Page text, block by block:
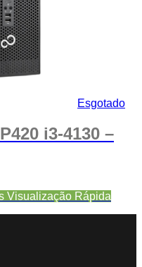
Esgotado
i3-4130 –
Visualização Rápida